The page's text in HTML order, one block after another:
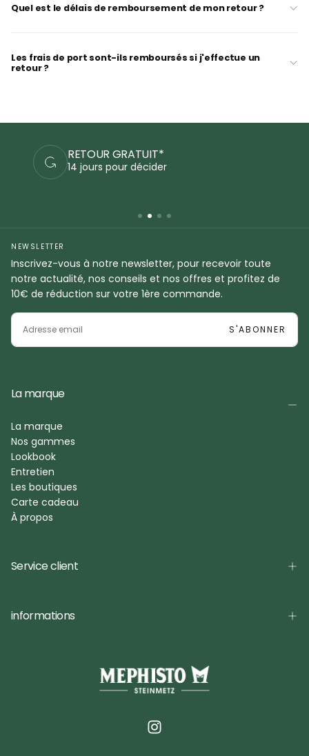
Quel est le délais de remboursement de mon retour ?
Les frais de port sont-ils remboursés si j'effectue un
retour ?
RETOUR GRATUIT*
14 jours pour décider
NEWSLETTER
Inscrivez-vous à notre newsletter, pour recevoir toute
notre actualité, nos conseils et nos offres et profitez de
10€ de réduction sur votre 1ère commande.
EMAIL
S'ABONNER
La marque
La marque
Nos gammes
Lookbook
Entretien
Les boutiques
Carte cadeau
À propos
Service client
informations